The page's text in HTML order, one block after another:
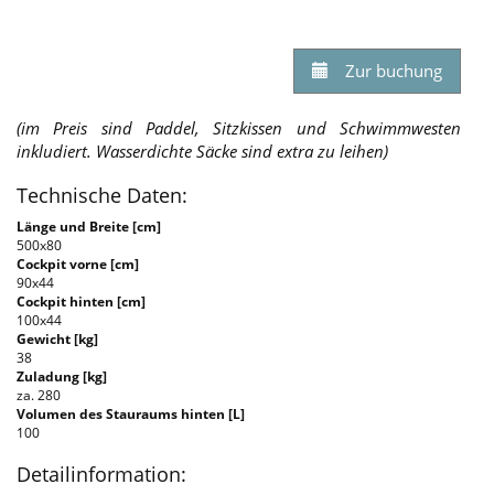
Zur buchung
(im Preis sind Paddel, Sitzkissen und Schwimmwesten
inkludiert. Wasserdichte Säcke sind extra zu leihen)
Technische Daten:
Länge und Breite [cm]
500x80
Cockpit vorne [cm]
90x44
Cockpit hinten [cm]
100x44
Gewicht [kg]
38
Zuladung [kg]
za. 280
Volumen des Stauraums hinten [L]
100
Detailinformation: